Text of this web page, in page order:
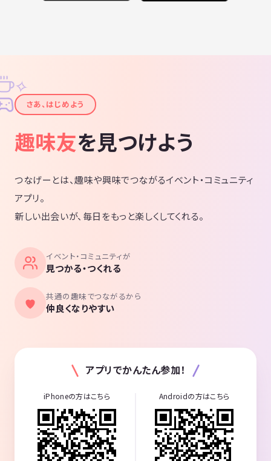
✦
✧
さあ、はじめよう
趣味友を見つけよう
つなげーとは、趣味や興味でつながるイベント・コミュニティ
アプリ。
新しい出会いが、毎日をもっと楽しくしてくれる。
イベント・コミュニティが
見つかる・つくれる
共通の趣味でつながるから
仲良くなりやすい
アプリでかんたん参加！
iPhoneの方はこちら Androidの方はこちら